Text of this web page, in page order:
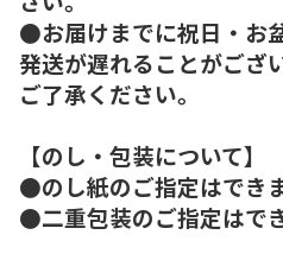
●お届けまでに祝日・お
発送が遅れることがござ
ご了承ください。
【のし・包装について】
●のし紙のご指定はできま
●二重包装のご指定はで